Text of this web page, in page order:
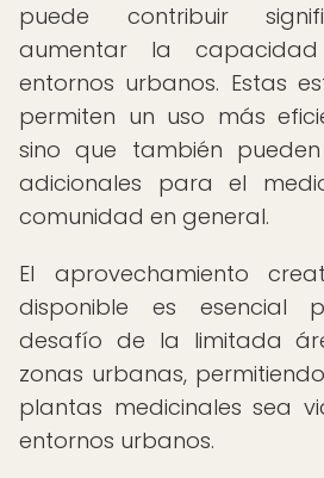
puede contribuir
aumentar la
entornos urbanos. Estas
permiten un uso más
sino que también
adicionales para el
comunidad en general.
El aprovechamiento
disponible es esencial
desafío de la limitada
zonas urbanas,
plantas medicinales sea
entornos urbanos.